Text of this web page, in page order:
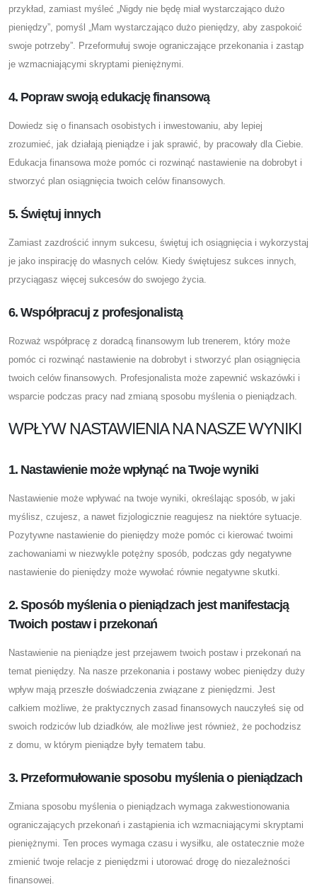
przykład, zamiast myśleć „Nigdy nie będę miał wystarczająco dużo
pieniędzy”, pomyśl „Mam wystarczająco dużo pieniędzy, aby zaspokoić
swoje potrzeby”. Przeformułuj swoje ograniczające przekonania i zastąp
je wzmacniającymi skryptami pieniężnymi.
4. Popraw swoją edukację finansową
Dowiedz się o finansach osobistych i inwestowaniu, aby lepiej
zrozumieć, jak działają pieniądze i jak sprawić, by pracowały dla Ciebie.
Edukacja finansowa może pomóc ci rozwinąć nastawienie na dobrobyt i
stworzyć plan osiągnięcia twoich celów finansowych.
5. Świętuj innych
Zamiast zazdrościć innym sukcesu, świętuj ich osiągnięcia i wykorzystaj
je jako inspirację do własnych celów. Kiedy świętujesz sukces innych,
przyciągasz więcej sukcesów do swojego życia.
6. Współpracuj z profesjonalistą
Rozważ współpracę z doradcą finansowym lub trenerem, który może
pomóc ci rozwinąć nastawienie na dobrobyt i stworzyć plan osiągnięcia
twoich celów finansowych. Profesjonalista może zapewnić wskazówki i
wsparcie podczas pracy nad zmianą sposobu myślenia o pieniądzach.
WPŁYW NASTAWIENIA NA NASZE WYNIKI
1. Nastawienie może wpłynąć na Twoje wyniki
Nastawienie może wpływać na twoje wyniki, określając sposób, w jaki
myślisz, czujesz, a nawet fizjologicznie reagujesz na niektóre sytuacje.
Pozytywne nastawienie do pieniędzy może pomóc ci kierować twoimi
zachowaniami w niezwykle potężny sposób, podczas gdy negatywne
nastawienie do pieniędzy może wywołać równie negatywne skutki.
2. Sposób myślenia o pieniądzach jest manifestacją
Twoich postaw i przekonań
Nastawienie na pieniądze jest przejawem twoich postaw i przekonań na
temat pieniędzy. Na nasze przekonania i postawy wobec pieniędzy duży
wpływ mają przeszłe doświadczenia związane z pieniędzmi. Jest
całkiem możliwe, że praktycznych zasad finansowych nauczyłeś się od
swoich rodziców lub dziadków, ale możliwe jest również, że pochodzisz
z domu, w którym pieniądze były tematem tabu.
3. Przeformułowanie sposobu myślenia o pieniądzach
Zmiana sposobu myślenia o pieniądzach wymaga zakwestionowania
ograniczających przekonań i zastąpienia ich wzmacniającymi skryptami
pieniężnymi. Ten proces wymaga czasu i wysiłku, ale ostatecznie może
zmienić twoje relacje z pieniędzmi i utorować drogę do niezależności
finansowej.